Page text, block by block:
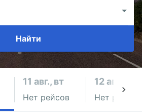
Найти
11 авг., вт
Нет рейсов
12 авг., ср
Нет рейсов